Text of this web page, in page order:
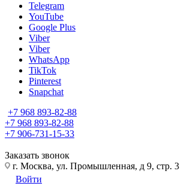
Telegram
YouTube
Google Plus
Viber
Viber
WhatsApp
TikTok
Pinterest
Snapchat
+7 968 893-82-88
+7 968 893-82-88
+7 906-731-15-33
Заказать звонок
г. Москва, ул. Промышленная, д 9, стр. 3
Войти